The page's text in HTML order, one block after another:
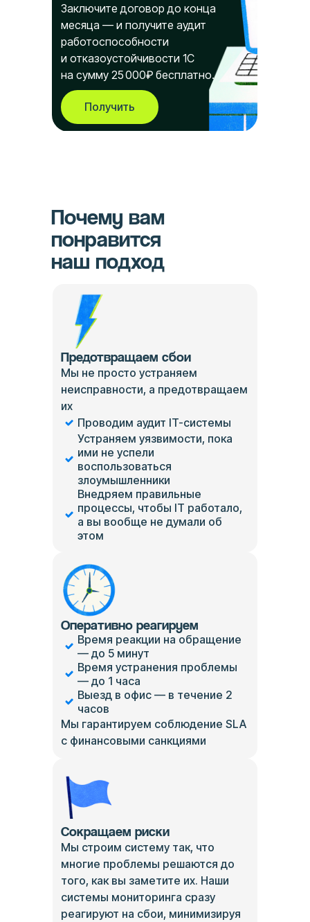
Получить
Заключите договор до конца
месяца — и получите аудит
работоспособности
и отказоустойчивости 1С
на сумму 25 000₽ бесплатно.
Почему вам
понравится
наш подход
Предотвращаем сбои
Мы не просто устраняем
неисправности, а предотвращаем
их
Проводим аудит IT-системы
Устраняем уязвимости, пока
ими не успели
воспользоваться
злоумышленники
Внедряем правильные
процессы, чтобы IT работало,
а вы вообще не думали об
этом
Оперативно реагируем
Время реакции на обращение
— до 5 минут
Время устранения проблемы
— до 1 часа
Выезд в офис — в течение 2
часов
Мы гарантируем соблюдение SLA
с финансовыми санкциями
Сокращаем риски
Мы строим систему так, что
многие проблемы решаются до
того, как вы заметите их. Наши
системы мониторинга сразу
реагируют на сбои, минимизируя